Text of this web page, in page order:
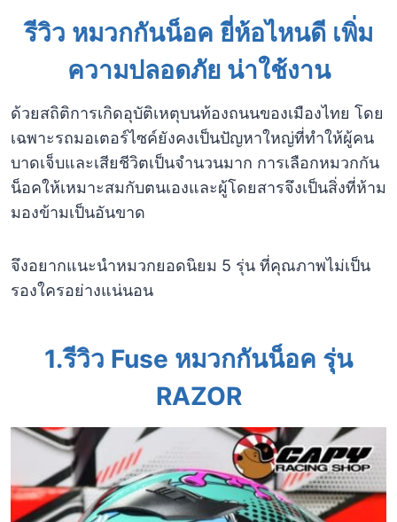
รีวิว หมวกกันน็อค ยี่ห้อไหนดี เพิ่ม
ความปลอดภัย น่าใช้งาน
ด้วยสถิติการเกิดอุบัติเหตุบนท้องถนนของเมืองไทย โดย
เฉพาะรถมอเตอร์ไซค์ยังคงเป็นปัญหาใหญ่ที่ทำให้ผู้คน
บาดเจ็บและเสียชีวิตเป็นจำนวนมาก การเลือกหมวกกัน
น็อคให้เหมาะสมกับตนเองและผู้โดยสารจึงเป็นสิ่งที่ห้าม
มองข้ามเป็นอันขาด
จึงอยากแนะนำหมวกยอดนิยม 5 รุ่น ที่คุณภาพไม่เป็น
รองใครอย่างแน่นอน
1.รีวิว Fuse หมวกกันน็อค รุ่น
RAZOR